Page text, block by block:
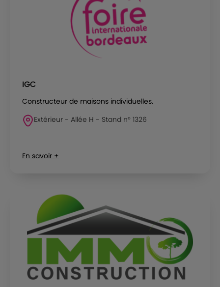
IGC
Constructeur de maisons individuelles.
Extérieur - Allée H - Stand n° 1326
En savoir +